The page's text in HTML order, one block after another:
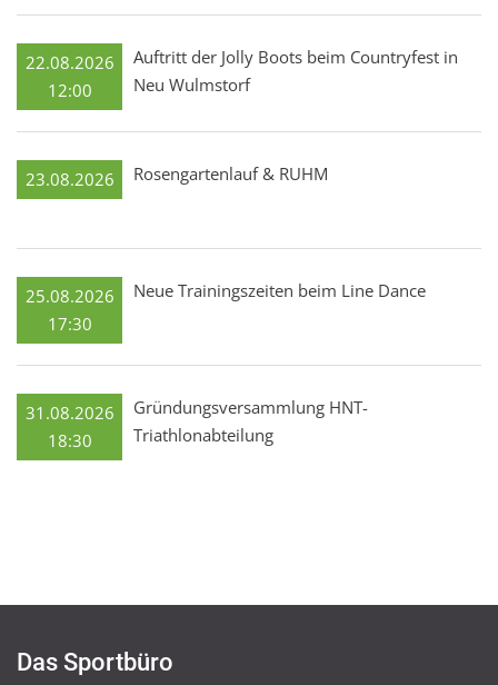
22.08.2026
12:00
Auftritt der Jolly Boots beim Countryfest in
Neu Wulmstorf
23.08.2026 Rosengartenlauf & RUHM
25.08.2026
17:30
Neue Trainingszeiten beim Line Dance
31.08.2026
18:30
Gründungsversammlung HNT-
Triathlonabteilung
Das Sportbüro